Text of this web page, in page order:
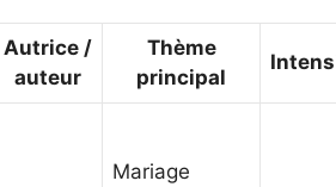
Autrice /
auteur
Thème
principal
Mariage